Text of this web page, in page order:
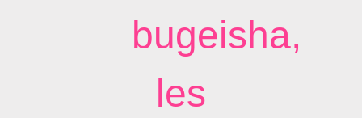
bugeisha,
les